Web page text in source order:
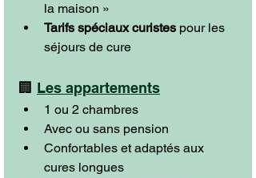
la maison »
Tarifs spéciaux curistes pour les
séjours de cure
🏢 Les appartements
1 ou 2 chambres
Avec ou sans pension
Confortables et adaptés aux
cures longues